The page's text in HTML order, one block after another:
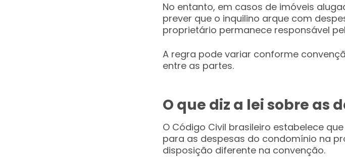
No entanto, em casos de imóveis
prever que o inquilino arque com
proprietário permanece responsável
A regra pode variar conforme
entre as partes.
O que diz a lei sobre as
O Código Civil brasileiro estabelece
para as despesas do condomínio na
disposição diferente na convenção.